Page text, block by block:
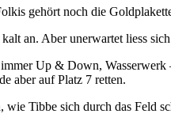
gehört noch die
an. Aber unerwartet liess
Up & Down, Wasserwerk
aber auf Platz 7 retten.
Tibbe sich durch das Feld